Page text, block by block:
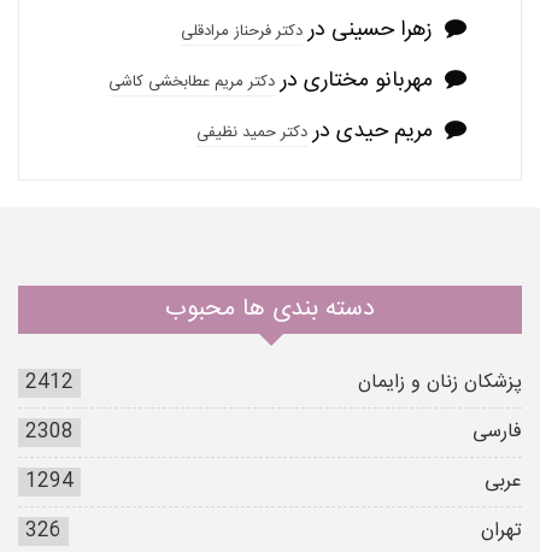
زهرا حسینی دردکتر فرحناز مرادقلی
مهربانو مختاری دردکتر مریم عطابخشی کاشی
مریم حیدی دردکتر حمید نظیفی
دسته بندی ها محبوب
پزشکان زنان و زایمان
2412
فارسی
2308
عربی
1294
تهران
326